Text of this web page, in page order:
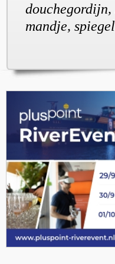
douchegordijn,
mandje,